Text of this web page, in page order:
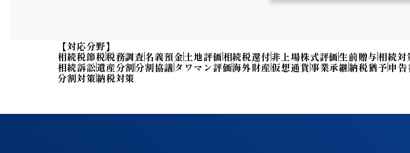
【対応分野】
相続税節税税務調査名義預金土地評価相続税還付非上場株式評価生前贈与相続対
相続訴訟遺産分割分割協議タワマン評価海外財産仮想通貨事業承継納税猶予申告
分割対策納税対策